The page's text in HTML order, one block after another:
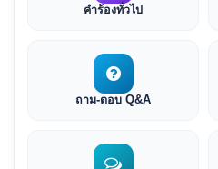
คำร้องทั่วไป
ถาม-ตอบ Q&A